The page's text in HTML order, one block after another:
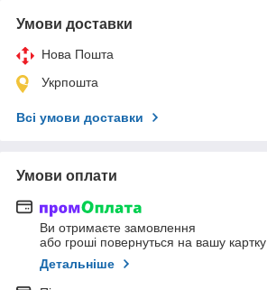
Умови доставки
Нова Пошта
Укрпошта
Всі умови доставки
Умови оплати
Ви отримаєте замовлення
або гроші повернуться на вашу картку
Детальніше